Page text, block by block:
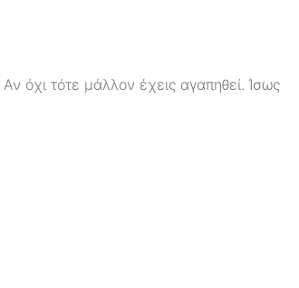
όχι τότε μάλλον έχεις αγαπηθεί. Ίσως